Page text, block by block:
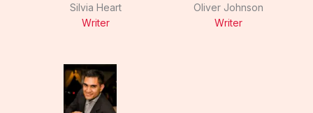
Silvia Heart
Writer
Oliver Johnson
Writer